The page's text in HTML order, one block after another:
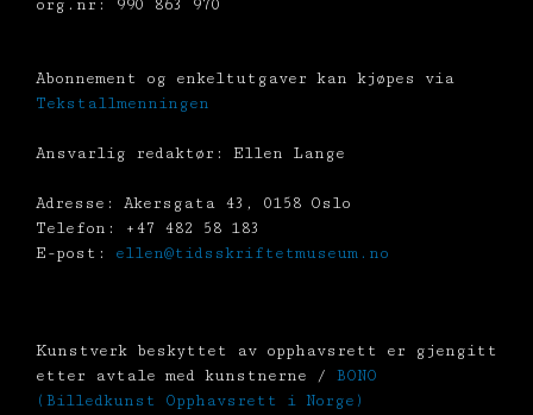
org.nr: 990 863 970
Abonnement og enkeltutgaver kan kjøpes via
Tekstallmenningen
Ansvarlig redaktør: Ellen Lange
Adresse: Akersgata 43, 0158 Oslo
Telefon: +47 482 58 183
E-post: ellen@tidsskriftetmuseum.no
Kunstverk beskyttet av opphavsrett er gjengitt
etter avtale med kunstnerne / BONO
(Billedkunst Opphavsrett i Norge)